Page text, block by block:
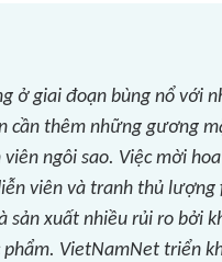
ở giai đoạn bùng nổ với
cần thêm những gương
viên ngôi sao. Việc mời
viên và tranh thủ
sản xuất nhiều rủi ro bởi
VietNamNet triển